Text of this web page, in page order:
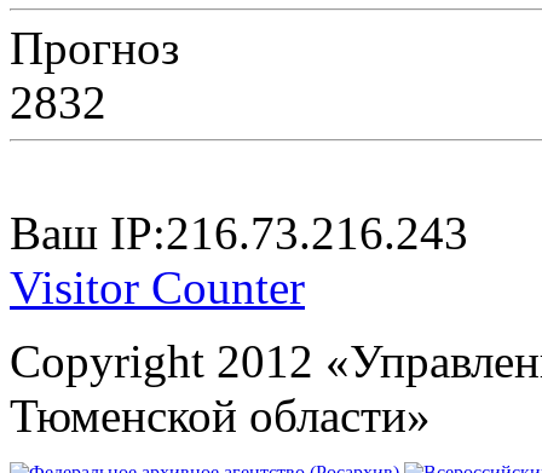
Прогноз
2832
Ваш IP:216.73.216.243
Visitor Counter
Copyright 2012
Тюменской области»